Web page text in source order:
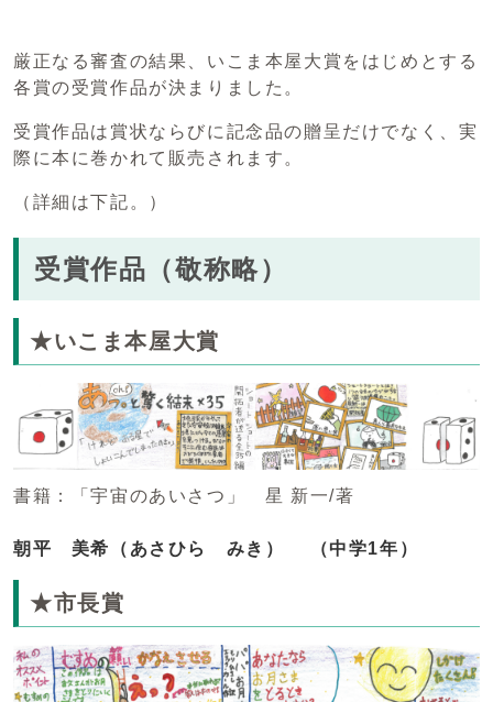
厳正なる審査の結果、いこま本屋大賞をはじめとする
各賞の受賞作品が決まりました。
受賞作品は賞状ならびに記念品の贈呈だけでなく、実
際に本に巻かれて販売されます。
（詳細は下記。）
受賞作品（敬称略）
★いこま本屋大賞
書籍：「宇宙のあいさつ」 星 新一/著
朝平 美希（あさひら みき） （中学1年）
★市長賞